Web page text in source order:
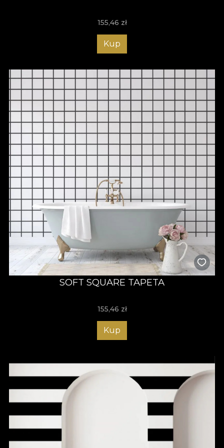
ce îți permite să îți reîmprospătezi spațiul ori de câte ori simți
nevoia unei schimbări, fără a fi necesare proceduri anevoioase.
Comandă chiar acum tapetul rezistent la apă și oferă băii tale o
155,46 zł
Kup
SOFT SQUARE TAPETA
155,46 zł
Kup